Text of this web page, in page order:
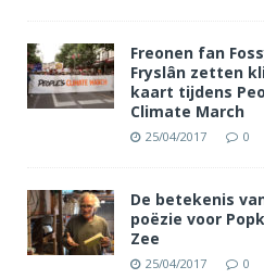
Freonen fan
Fryslân zetten
kaart tijdens
Climate March
25/04/2017 0
De betekenis
poëzie voor
Zee
25/04/2017 0